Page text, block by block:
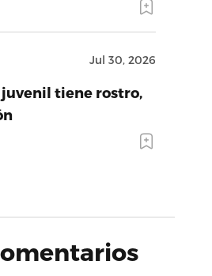
Jul 30, 2026
tiene rostro,